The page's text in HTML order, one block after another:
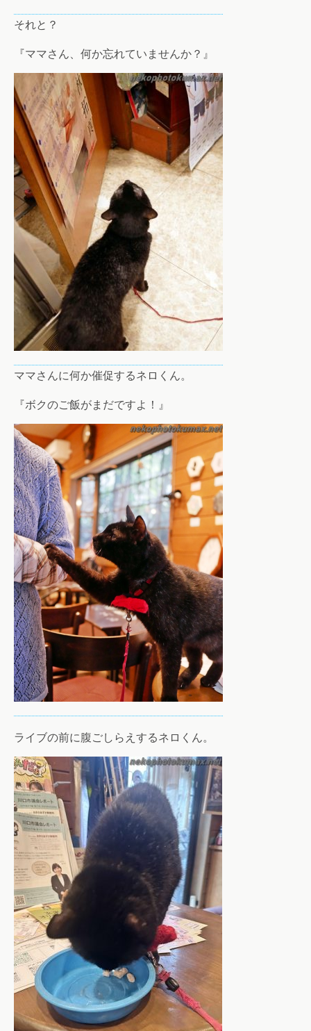
それと？
『ママさん、何か忘れていませんか？』
ママさんに何か催促するネロくん。
『ボクのご飯がまだですよ！』
ライブの前に腹ごしらえするネロくん。